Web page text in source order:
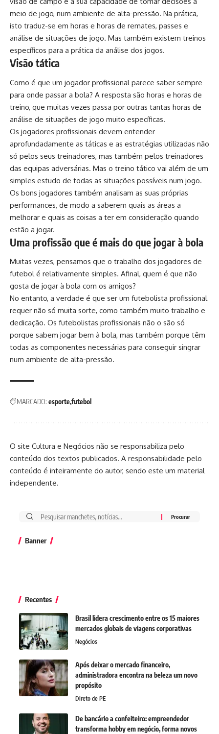
meio de jogo, num ambiente de alta-pressão. Na prática,
isto traduz-se em horas e horas de remates, passes e
análise de situações de jogo. Mas também existem treinos
específicos para a prática da análise dos jogos.
Visão tática
Como é que um jogador profissional parece saber sempre
para onde passar a bola? A resposta são horas e horas de
treino, que muitas vezes passa por outras tantas horas de
análise de situações de jogo muito específicas.
Os jogadores profissionais devem entender
aprofundadamente as táticas e as estratégias utilizadas não
só pelos seus treinadores, mas também pelos treinadores
das equipas adversárias. Mas o treino tático vai além de um
simples estudo de todas as situações possíveis num jogo.
Os bons jogadores também analisam as suas próprias
performances, de modo a saberem quais as áreas a
melhorar e quais as coisas a ter em consideração quando
estão a jogar.
Uma profissão que é mais do que jogar à bola
Muitas vezes, pensamos que o trabalho dos jogadores de
futebol é relativamente simples. Afinal, quem é que não
gosta de jogar à bola com os amigos?
No entanto, a verdade é que ser um futebolista profissional
requer não só muita sorte, como também muito trabalho e
dedicação. Os futebolistas profissionais não o são só
porque sabem jogar bem à bola, mas também porque têm
todas as componentes necessárias para conseguir singrar
num ambiente de alta-pressão.
MARCADO: esportefutebol
O site Cultura e Negócios não se responsabiliza pelo
conteúdo dos textos publicados. A responsabilidade pelo
conteúdo é inteiramente do autor, sendo este um material
independente.
Banner
Recentes
Brasil lidera crescimento entre os 15 maiores
mercados globais de viagens corporativas
Negócios
Após deixar o mercado financeiro,
administradora encontra na beleza um novo
propósito
Direto de PE
De bancário a confeiteiro: empreendedor
transforma hobby em negócio, forma novos